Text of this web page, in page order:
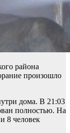
района
произошло
дома. В 21:03
полностью. На
8 человек